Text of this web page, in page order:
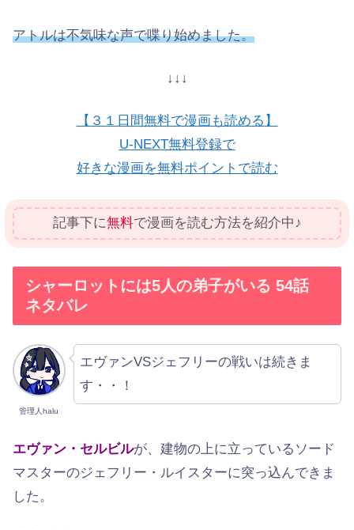
アトルは不気味な声で喋り始めました。
↓↓↓
【３１日間無料で漫画も読める】
U-NEXT無料登録で
好きな漫画を無料ポイントで読む
記事下に無料で漫画を読む方法を紹介中♪
シャーロットには5人の弟子がいる 54話
ネタバレ
管理人halu
エヴァンVSジェフリーの戦いは続きま
す・・！
エヴァン・セルビルが、建物の上に立っているソード
マスターのジェフリー・ルイスターに突っ込んできま
した。